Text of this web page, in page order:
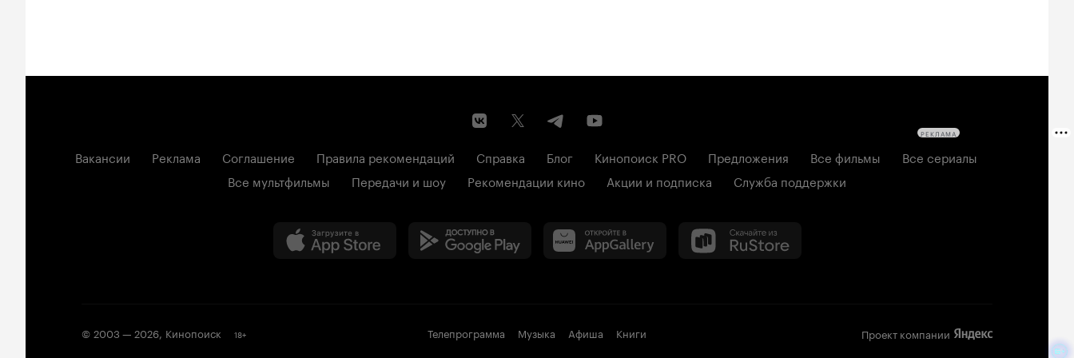
Вакансии Реклама Соглашение Правила рекомендаций Справка Блог Кинопоиск PRO Предложения Все фильмы
Все сериалы
Все мультфильмы
Передачи и шоу Рекомендации кино Акции и подписка Служба поддержки
© 2003 —2026, Кинопоиск 18+ Телепрограмма Музыка Афиша Книги Проект компании
РЕКЛАМА